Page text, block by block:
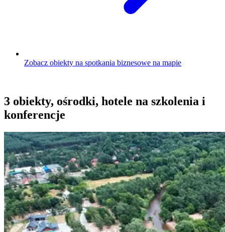
Zobacz obiekty na spotkania biznesowe na mapie
3 obiekty, ośrodki, hotele na szkolenia i
konferencje